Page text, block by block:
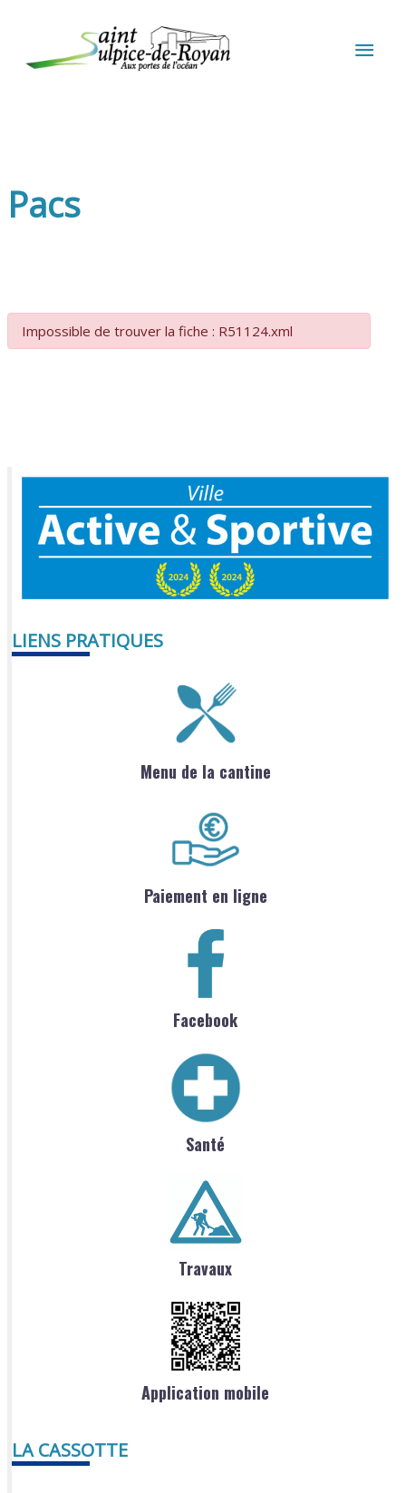
Pacs
Impossible de trouver la fiche : R51124.xml
LIENS PRATIQUES
Menu de la cantine
Paiement en ligne
Facebook
Santé
Travaux
Application mobile
LA CASSOTTE